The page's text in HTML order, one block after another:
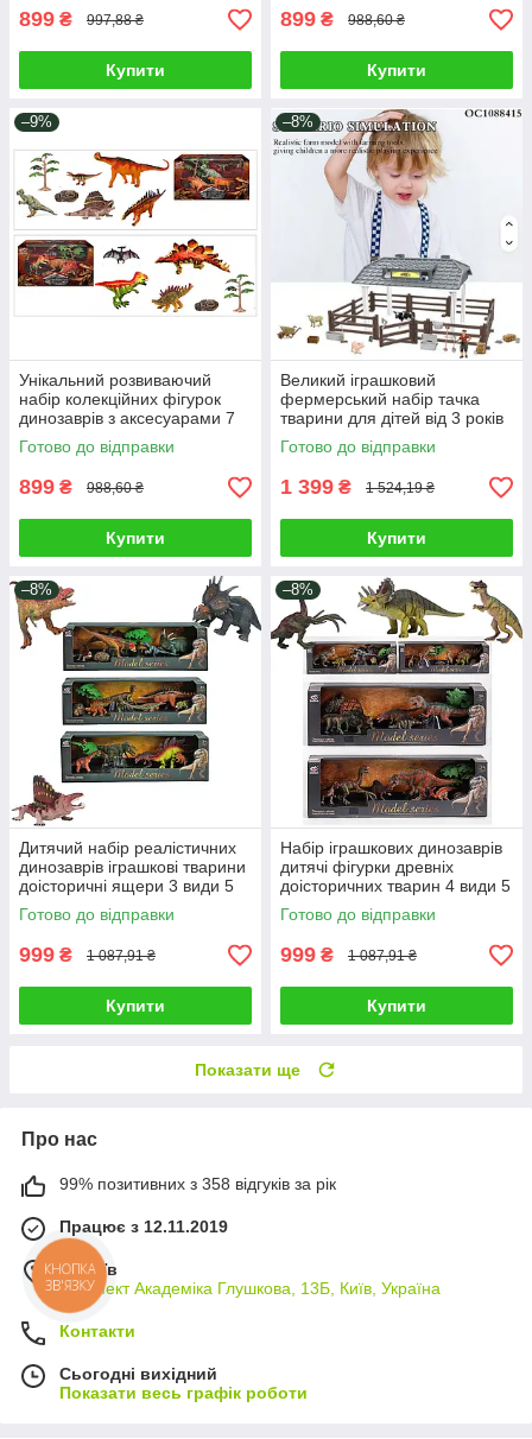
899 ₴ 997,88 ₴
Купити
899 ₴ 988,60 ₴
Купити
–9%
Унікальний розвиваючий
набір колекційних фігурок
динозаврів з аксесуарами 7
елементів супер деталізація
та реалізм 2 види
Готово до відправки
899 ₴ 988,60 ₴
Купити
–8%
Великий іграшковий
фермерський набір тачка
тварини для дітей від 3 років
45 елементів фігурка
фермера хлів загородка
Готово до відправки
1 399 ₴ 1 524,19 ₴
Купити
–8%
Дитячий набір реалістичних
динозаврів іграшкові тварини
доісторичні ящери 3 види 5
фігурок камінь дерево
Готово до відправки
999 ₴ 1 087,91 ₴
Купити
–8%
Набір іграшкових динозаврів
дитячі фігурки древніх
доісторичних тварин 4 види 5
рептилій камінь та дерево
Готово до відправки
999 ₴ 1 087,91 ₴
Купити
Показати ще
Про нас
99% позитивних з 358 відгуків за рік
Працює з 12.11.2019
м. Київ
проспект Академіка Глушкова, 13Б, Київ, Україна
Контакти
Сьогодні вихідний
Показати весь графік роботи
КНОПКА
ЗВ'ЯЗКУ